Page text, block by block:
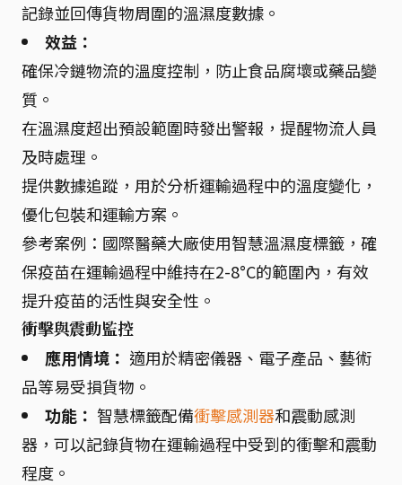
記錄並回傳貨物周圍的溫濕度數據。
效益：
確保冷鏈物流的溫度控制，防止食品腐壞或藥品變
質。
在溫濕度超出預設範圍時發出警報，提醒物流人員
及時處理。
提供數據追蹤，用於分析運輸過程中的溫度變化，
優化包裝和運輸方案。
參考案例：國際醫藥大廠使用智慧溫濕度標籤，確
保疫苗在運輸過程中維持在2-8°C的範圍內，有效
提升疫苗的活性與安全性。
衝擊與震動監控
應用情境： 適用於精密儀器、電子產品、藝術
品等易受損貨物。
功能： 智慧標籤配備衝擊感測器和震動感測
器，可以記錄貨物在運輸過程中受到的衝擊和震動
程度。